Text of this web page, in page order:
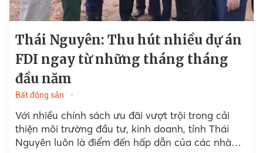
Thái Nguyên: Thu hút nhiều dự án
FDI ngay từ những tháng tháng
đầu năm
Bất động sản
Với nhiều chính sách ưu đãi vượt trội trong cải
thiện môi trường đầu tư, kinh doanh, tỉnh Thái
Nguyên luôn là điểm đến hấp dẫn của các nhà